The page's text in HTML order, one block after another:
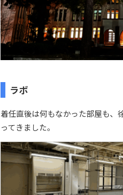
ラボ
着任直後は何もなかった部屋も、
ってきました。